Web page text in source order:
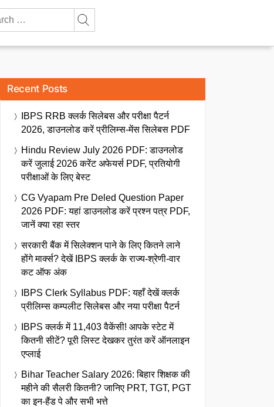
Recent Posts
IBPS RRB क्लर्क सिलेबस और परीक्षा पैटर्न
2026, डाउनलोड करें प्रीलिम्स-मेंस सिलेबस PDF
Hindu Review July 2026 PDF: डाउनलोड
करें जुलाई 2026 करेंट अफेयर्स PDF, प्रतियोगी
परीक्षाओं के लिए बेस्ट
CG Vyapam Pre Deled Question Paper
2026 PDF: यहां डाउनलोड करें प्रश्न पत्र PDF,
जानें क्या रहा स्तर
सरकारी बैंक में सिलेक्शन पाने के लिए कितने लाने
होंगे मार्क्स? देखें IBPS क्लर्क के राज्य-श्रेणी-वार
कट ऑफ अंक
IBPS Clerk Syllabus PDF: यहाँ देखें क्लर्क
प्रीलिम्स कम्पलीट सिलेबस और नया परीक्षा पैटर्न
IBPS क्लर्क में 11,403 वैकेंसी! आपके स्टेट में
कितनी सीटें? पूरी लिस्ट देखकर तुरंत करें ऑनलाइन
एप्लाई
Bihar Teacher Salary 2026: बिहार शिक्षक की
महीने की सैलरी कितनी? जानिए PRT, TGT, PGT
का इन-हैंड पे और सभी भत्ते